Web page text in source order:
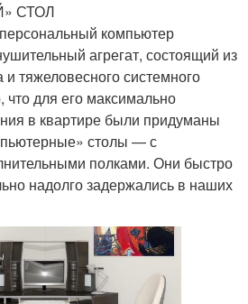
СТОЛ
компьютер
агрегат, состоящий из
и тяжеловесного системного
что для его максимально
в квартире были придуманы
столы — с
полками. Они быстро
надолго задержались в наших